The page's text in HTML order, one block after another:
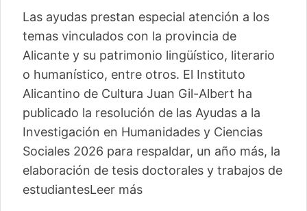
Las ayudas prestan especial atención a los
temas vinculados con la provincia de
Alicante y su patrimonio lingüístico, literario
o humanístico, entre otros. El Instituto
Alicantino de Cultura Juan Gil-Albert ha
publicado la resolución de las Ayudas a la
Investigación en Humanidades y Ciencias
Sociales 2026 para respaldar, un año más, la
elaboración de tesis doctorales y trabajos de
estudiantesLeer más